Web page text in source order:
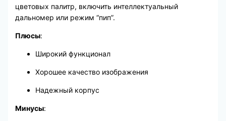
цветовых палитр, включить интеллектуальный
дальномер или режим “пип”.
Плюсы:
Широкий функционал
Хорошее качество изображения
Надежный корпус
Минусы: